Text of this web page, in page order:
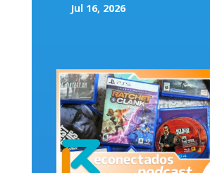
Jul 16, 2026